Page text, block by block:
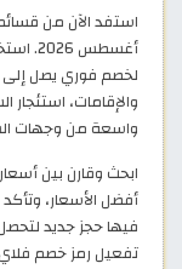
استفد الآن من
أغسطس 2026. استخدم أحدث كود خصم فلاي ان اليوم
والإقامات،
واسعة من وجهات
ابحث وقارن بين
أفضل الأسعار،
فيها حجز جديد
تفعيل رمز خصم